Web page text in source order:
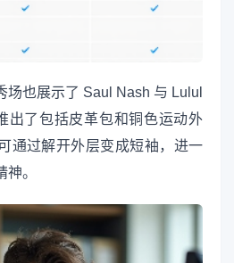
场也展示了 Saul Nash 与 Lulul
出了包括皮革包和铜色运动外
通过解开外层变成短袖，进一
。